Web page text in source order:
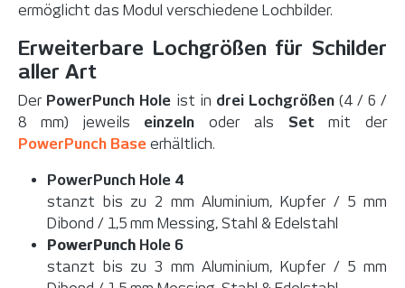
ermöglicht das Modul verschiedene Lochbilder.
Erweiterbare Lochgrößen für Schilder
aller Art
Der PowerPunch Hole ist in drei Lochgrößen (4 / 6 /
8 mm) jeweils einzeln oder als Setmit der
PowerPunch Base erhältlich.
PowerPunch Hole 4
stanzt bis zu 2 mm Aluminium, Kupfer / 5 mm
Dibond / 1,5 mm Messing, Stahl & Edelstahl
PowerPunch Hole 6
stanzt bis zu 3 mm Aluminium, Kupfer / 5 mm